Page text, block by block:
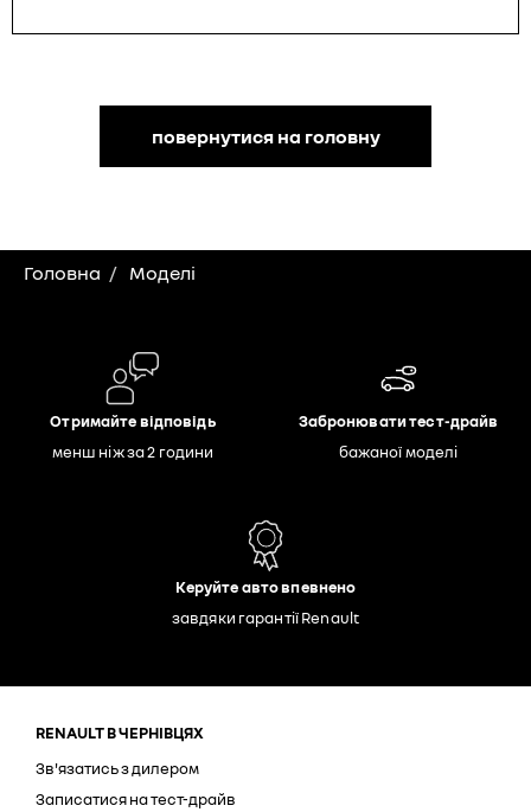
повернутися на головну
Головна Моделі
Отримайте відповідь
менш ніж за 2 години
Забронювати тест-драйв
бажаної моделі
Керуйте авто впевнено
завдяки гарантії Renault
RENAULT В ЧЕРНІВЦЯХ
Зв'язатись з дилером
Записатися на тест-драйв